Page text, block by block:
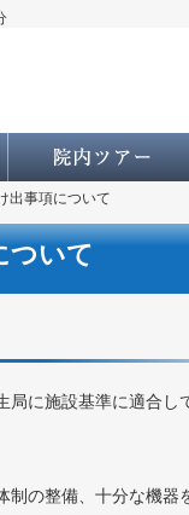
ついて
に施設基準に適合し
の整備、十分な機器
出事項について